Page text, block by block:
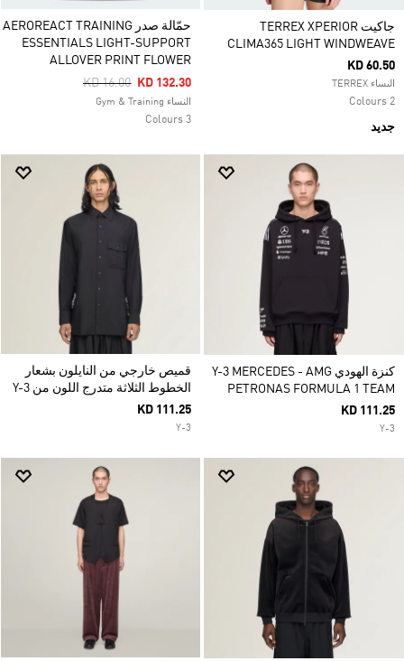
جاكيت TERREX XPERIOR
CLIMA365 LIGHT WINDWEAVE
KD 60.50
النساء TERREX
2 Colours
جديد
حمّالة صدر AEROREACT TRAINING
ESSENTIALS LIGHT-SUPPORT
ALLOVER PRINT FLOWER
Price Reduced From
KD 16.00ToKD 132.30
النساء Gym & Training
3 Colours
كنزة الهودي Y-3 MERCEDES - AMG
PETRONAS FORMULA 1 TEAM
KD 111.25
Y-3
قميص خارجي من النايلون بشعار
الخطوط الثلاثة متدرج اللون من Y-3
KD 111.25
Y-3